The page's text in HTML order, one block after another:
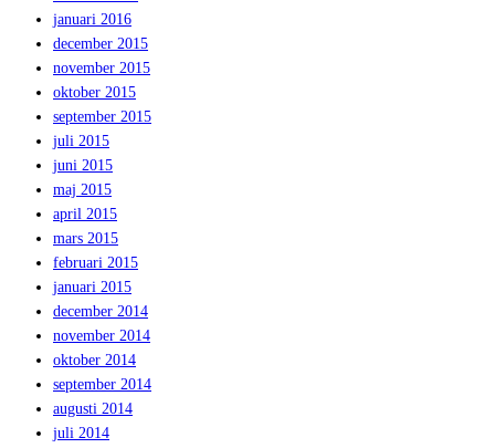
januari 2016
december 2015
november 2015
oktober 2015
september 2015
juli 2015
juni 2015
maj 2015
april 2015
mars 2015
februari 2015
januari 2015
december 2014
november 2014
oktober 2014
september 2014
augusti 2014
juli 2014